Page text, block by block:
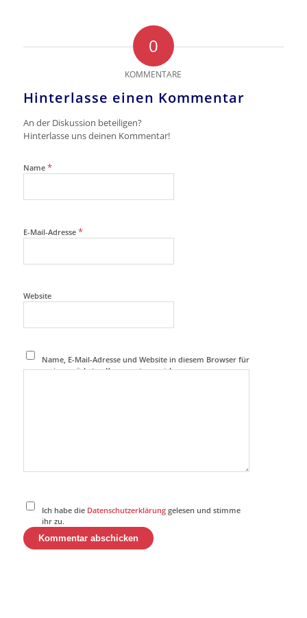
0
KOMMENTARE
Hinterlasse einen Kommentar
An der Diskussion beteiligen?
Hinterlasse uns deinen Kommentar!
Name *
E-Mail-Adresse *
Website
Name, E-Mail-Adresse und Website in diesem Browser für
meinen nächsten Kommentar speichern.
Ich habe die Datenschutzerklärung gelesen und stimme
ihr zu.